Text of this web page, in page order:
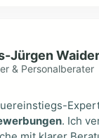
Jürgen Waider
& Personalberater
. Ich